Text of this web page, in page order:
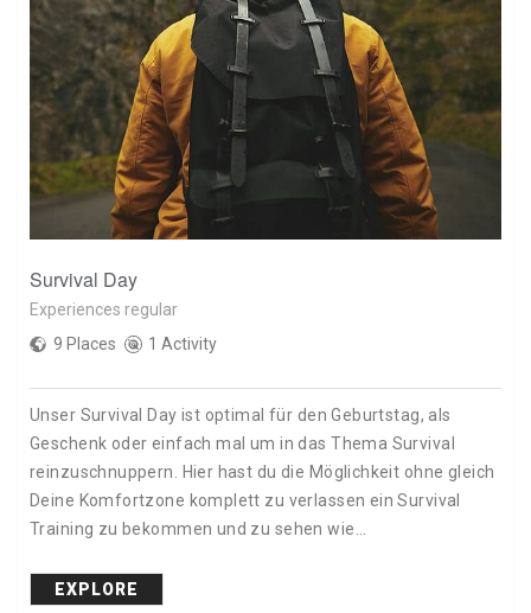
Survival Day
Experiences regular
9 Places
1 Activity
Unser Survival Day ist optimal für den Geburtstag, als
Geschenk oder einfach mal um in das Thema Survival
reinzuschnuppern. Hier hast du die Möglichkeit ohne gleich
Deine Komfortzone komplett zu verlassen ein Survival
Training zu bekommen und zu sehen wie…
EXPLORE